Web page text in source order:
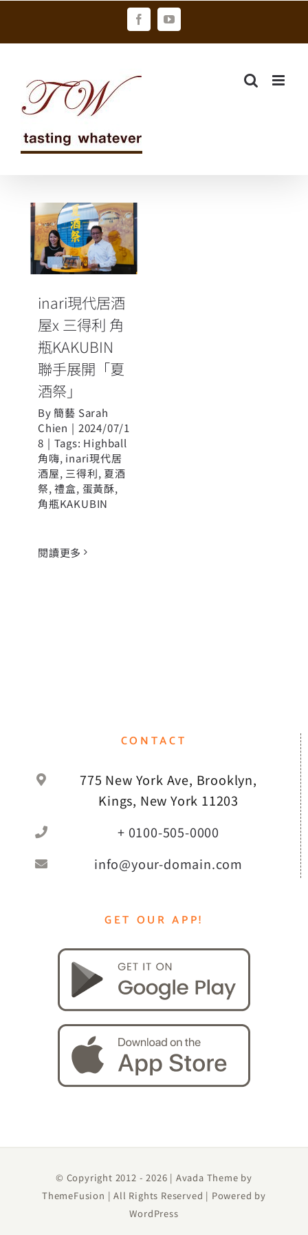
FacebookYouTube
inari現代居酒
屋x 三得利 角
瓶KAKUBIN 聯
手展開「夏酒
祭」
inari現代居酒
屋x 三得利 角
瓶KAKUBIN
聯手展開「夏
酒祭」
By簡藝 Sarah
Chien | 2024/07/1
8 | Tags: Highball
角嗨, inari現代居
酒屋, 三得利, 夏酒
祭,禮盒, 蛋黃酥,
角瓶KAKUBIN
閱讀更多
CONTACT
775 New York Ave, Brooklyn,
Kings, New York 11203
+ 0100-505-0000
info@your-domain.com
GET OUR APP!
© Copyright 2012 -2026 | Avada Theme by
ThemeFusion | All Rights Reserved | Powered by
WordPress